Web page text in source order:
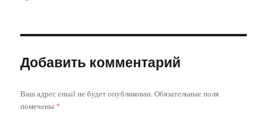
Добавить комментарий
Ваш адрес email не будет опубликован.Обязательные поля
помечены *